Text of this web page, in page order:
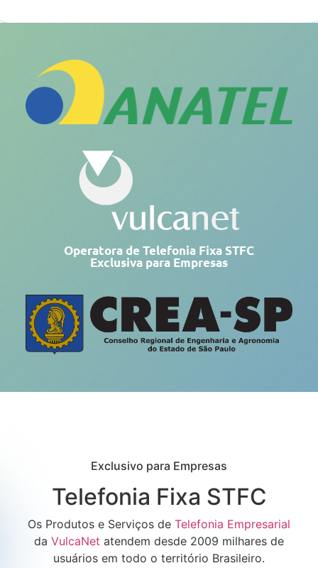
Operatora de Telefonia Fixa STFC
Exclusiva para Empresas
Exclusivo para Empresas
Telefonia Fixa STFC
Os Produtos e Serviços de Telefonia Empresarial
da VulcaNet atendem desde 2009 milhares de
usuários em todo o território Brasileiro.